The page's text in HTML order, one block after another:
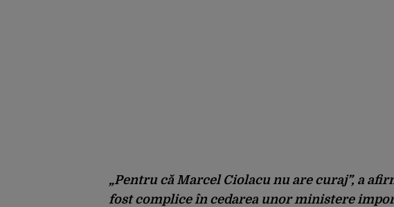
„Pentru că Marcel Ciolacu nu are curaj”, a
fost complice în cedarea unor ministere